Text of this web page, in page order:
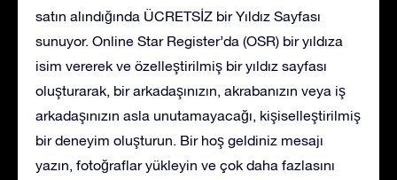
satın alındığında ÜCRETSİZ bir Yıldız Sayfası
sunuyor. Online Star Register’da (OSR) bir yıldıza
isim vererek ve özelleştirilmiş bir yıldız sayfası
oluşturarak, bir arkadaşınızın, akrabanızın veya iş
arkadaşınızın asla unutamayacağı, kişiselleştirilmiş
bir deneyim oluşturun. Bir hoş geldiniz mesajı
yazın, fotoğraflar yükleyin ve çok daha fazlasını